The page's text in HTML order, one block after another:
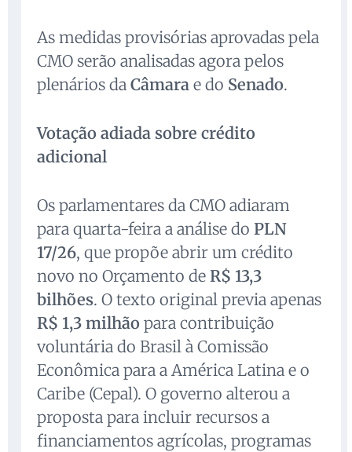
As medidas provisórias aprovadas pela
CMO serão analisadas agora pelos
plenários da Câmara e do Senado.
Votação adiada sobre crédito
adicional
Os parlamentares da CMO adiaram
para quarta-feira a análise do PLN
17/26, que propõe abrir um crédito
novo no Orçamento de R$ 13,3
bilhões. O texto original previa apenas
R$ 1,3 milhão para contribuição
voluntária do Brasil à Comissão
Econômica para a América Latina e o
Caribe (Cepal). O governo alterou a
proposta para incluir recursos a
financiamentos agrícolas, programas